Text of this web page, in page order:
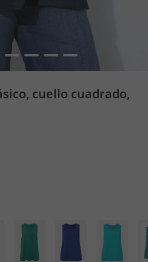
4 5 6 7
cuello cuadrado,